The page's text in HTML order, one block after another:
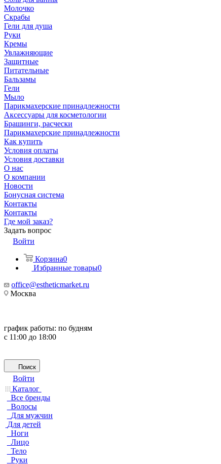
Молочко
Скрабы
Гели для душа
Руки
Кремы
Увлажняющие
Защитные
Питательные
Бальзамы
Гели
Мыло
Парикмахерские принадлежности
Аксессуары для косметологии
Брашинги, расчески
Парикмахерские принадлежности
Как купить
Условия оплаты
Условия доставки
О нас
О компании
Новости
Бонусная система
Контакты
Контакты
Где мой заказ?
Задать вопрос
Войти
Корзина0
Избранные товары0
office@estheticmarket.ru
Москва
график работы: по будням
с 11:00 до 18:00
Поиск
Войти
Каталог
Все бренды
Волосы
Для мужчин
Для детей
Ноги
Лицо
Тело
Руки